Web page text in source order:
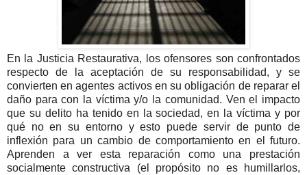
En la Justicia Restaurativa, los ofensores son confrontados
respecto de la aceptación de su responsabilidad, y se
convierten en agentes activos en su obligación de reparar el
daño para con la víctima y/o la comunidad. Ven el impacto
que su delito ha tenido en la sociedad, en la víctima y por
qué no en su entorno y esto puede servir de punto de
inflexión para un cambio de comportamiento en el futuro.
Aprenden a ver esta reparación como una prestación
socialmente constructiva (el propósito no es humillarlos,